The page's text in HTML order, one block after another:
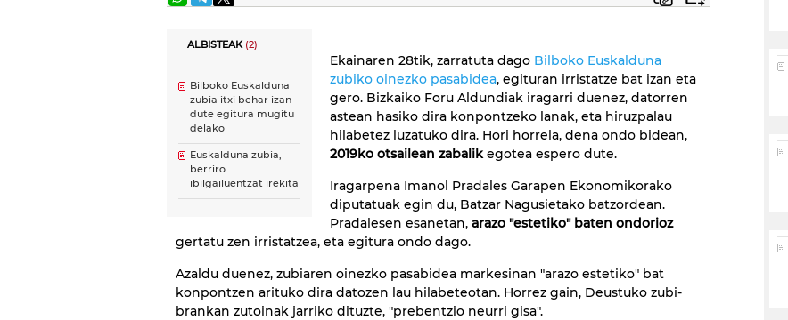
ALBISTEAK(2)
Bilboko Euskalduna
zubia itxi behar izan
dute egitura mugitu
delako
Euskalduna zubia,
berriro
ibilgailuentzat irekita
Ekainaren 28tik, zarratuta dago Bilboko Euskalduna
zubiko oinezko pasabidea, egituran irristatze bat izan eta
gero. Bizkaiko Foru Aldundiak iragarri duenez, datorren
astean hasiko dira konpontzeko lanak, eta hiruzpalau
hilabetez luzatuko dira. Hori horrela, dena ondo bidean,
2019ko otsailean zabalikegotea espero dute.
Iragarpena Imanol Pradales Garapen Ekonomikorako
diputatuak egin du, Batzar Nagusietako batzordean.
Pradalesen esanetan, arazo "estetiko" baten ondorioz
gertatu zen irristatzea, eta egitura ondo dago.
Azaldu duenez, zubiaren oinezko pasabidea markesinan "arazo estetiko" bat
konpontzen arituko dira datozen lau hilabeteotan. Horrez gain, Deustuko zubi-
brankan zutoinak jarriko dituzte, "prebentzio neurri gisa".